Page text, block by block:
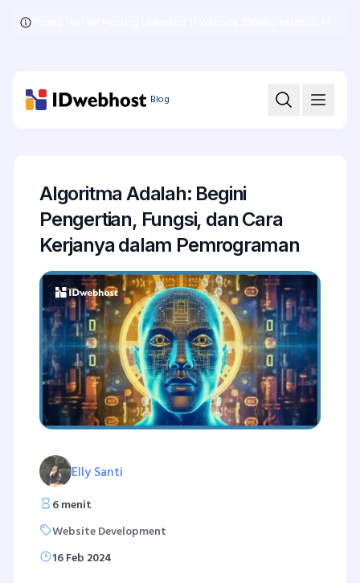
Blog
Algoritma Adalah: Begini
Pengertian, Fungsi, dan Cara
Kerjanya dalam Pemrograman
Elly Santi
6 menit
Website Development
16 Feb 2024